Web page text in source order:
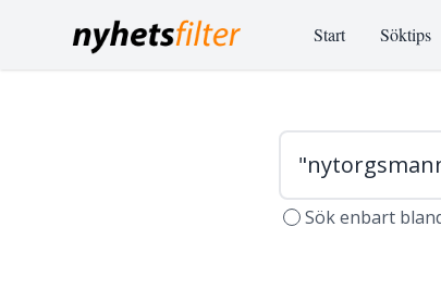
Start Söktips
Sök enbart